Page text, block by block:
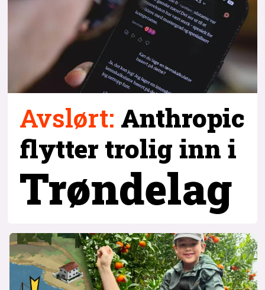
Avslørt: Anthropic
flytter trolig inn i
Trøndelag